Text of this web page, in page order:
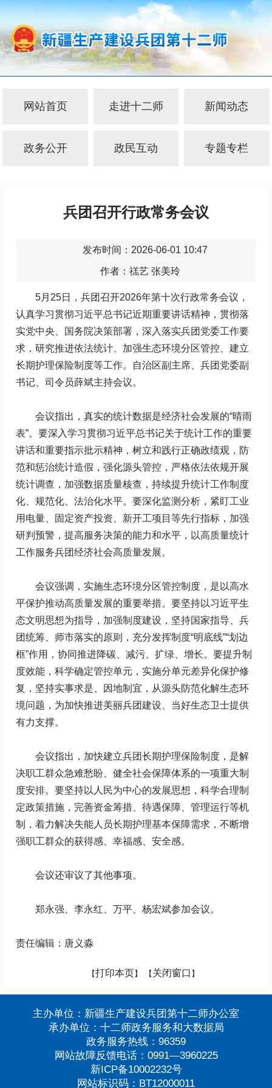
网站首页 走进十二师 新闻动态
政务公开 政民互动 专题专栏
兵团召开行政常务会议
发布时间：2026-06-01 10:47
作者：禚艺 张美玲
5月25日，兵团召开2026年第十次行政常务会议，
认真学习贯彻习近平总书记近期重要讲话精神，贯彻落
实党中央、国务院决策部署，深入落实兵团党委工作要
求，研究推进依法统计、加强生态环境分区管控、建立
长期护理保险制度等工作。自治区副主席、兵团党委副
书记、司令员薛斌主持会议。
会议指出，真实的统计数据是经济社会发展的“晴雨
表”。要深入学习贯彻习近平总书记关于统计工作的重要
讲话和重要指示批示精神，树立和践行正确政绩观，防
范和惩治统计造假，强化源头管控，严格依法依规开展
统计调查，加强数据质量核查，持续提升统计工作制度
化、规范化、法治化水平。要深化监测分析，紧盯工业
用电量、固定资产投资、新开工项目等先行指标，加强
研判预警，提高服务决策的能力和水平，以高质量统计
工作服务兵团经济社会高质量发展。
会议强调，实施生态环境分区管控制度，是以高水
平保护推动高质量发展的重要举措。要坚持以习近平生
态文明思想为指导，加强制度建设，坚持国家指导、兵
团统筹、师市落实的原则，充分发挥制度“明底线”“划边
框”作用，协同推进降碳、减污、扩绿、增长。要提升制
度效能，科学确定管控单元，实施分单元差异化保护修
复，坚持实事求是、因地制宜，从源头防范化解生态环
境问题，为加快推进美丽兵团建设、当好生态卫士提供
有力支撑。
会议指出，加快建立兵团长期护理保险制度，是解
决职工群众急难愁盼、健全社会保障体系的一项重大制
度安排。要坚持以人民为中心的发展思想，科学合理制
定政策措施，完善资金筹措、待遇保障、管理运行等机
制，着力解决失能人员长期护理基本保障需求，不断增
强职工群众的获得感、幸福感、安全感。
会议还审议了其他事项。
郑永强、李永红、万平、杨宏斌参加会议。
责任编辑：唐义淼
【打印本页】 【关闭窗口 】
主办单位：新疆生产建设兵团第十二师办公室
承办单位：十二师政务服务和大数据局
政务服务热线：96359
网站故障反馈电话：0991—3960225
新ICP备10002232号
网站标识码：BT12000011